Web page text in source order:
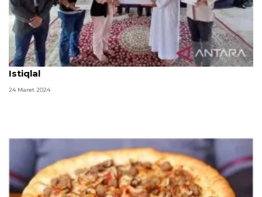
BRI Insurance bagikan 1.000 paket takjil di Masjid
Istiqlal
24 Maret 2024